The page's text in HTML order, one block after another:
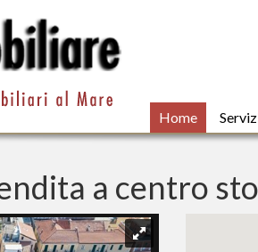
Home
a centro